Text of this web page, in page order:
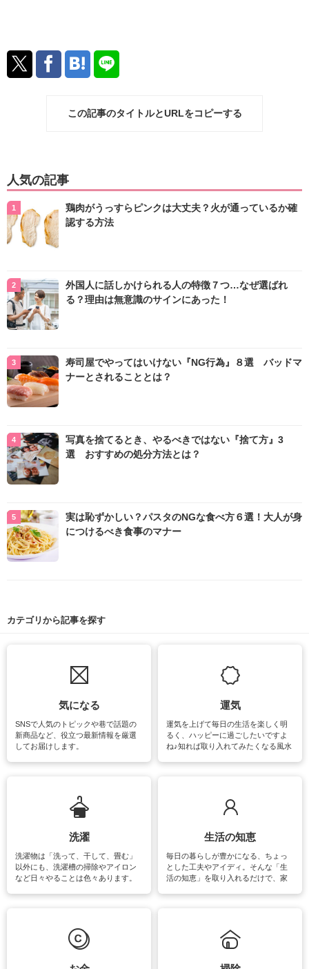
この記事のタイトルとURLをコピーする
人気の記事
鶏肉がうっすらピンクは大丈夫？火が通っているか確
認する方法
外国人に話しかけられる人の特徴７つ…なぜ選ばれ
る？理由は無意識のサインにあった！
寿司屋でやってはいけない『NG行為』８選 バッドマ
ナーとされることとは？
写真を捨てるとき、やるべきではない『捨て方』3
選 おすすめの処分方法とは？
実は恥ずかしい？パスタのNGな食べ方６選！大人が身
につけるべき食事のマナー
カテゴリから記事を探す
気になる
SNSで人気のトピックや巷で話題の
新商品など、役立つ最新情報を厳選
してお届けします。
運気
運気を上げて毎日の生活を楽しく明
るく、ハッピーに過ごしたいですよ
ね♪知れば取り入れてみたくなる風水
洗濯
洗濯物は「洗って、干して、畳む」
以外にも、洗濯槽の掃除やアイロン
など日々やることは色々あります。
マットなどの大きな洗濯物も、正し
い洗い方をすれば自宅で洗うことが
報やお悩み解消のための情報をご紹
生活の知恵
毎日の暮らしが豊かになる、ちょっ
とした工夫やアイディ。そんな「生
活の知恵」を取り入れるだけで、家